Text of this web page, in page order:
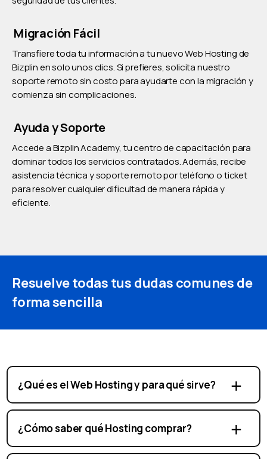
Migración Fácil
Transfiere toda tu información a tu nuevo Web Hosting de
Bizplin en solo unos clics. Si prefieres, solicita nuestro
soporte remoto sin costo para ayudarte con la migración y
comienza sin complicaciones.
Ayuda y Soporte
Accede a Bizplin Academy, tu centro de capacitación para
dominar todos los servicios contratados. Además, recibe
asistencia técnica y soporte remoto por teléfono o ticket
para resolver cualquier dificultad de manera rápida y
eficiente.
Resuelve todas tus dudas comunes de
forma sencilla
¿Qué es el Web Hosting y para qué sirve?
¿Cómo saber qué Hosting comprar?